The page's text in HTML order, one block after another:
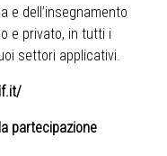
e dell’insegnamento
e privato, in tutti i
settori applicativi.
partecipazione